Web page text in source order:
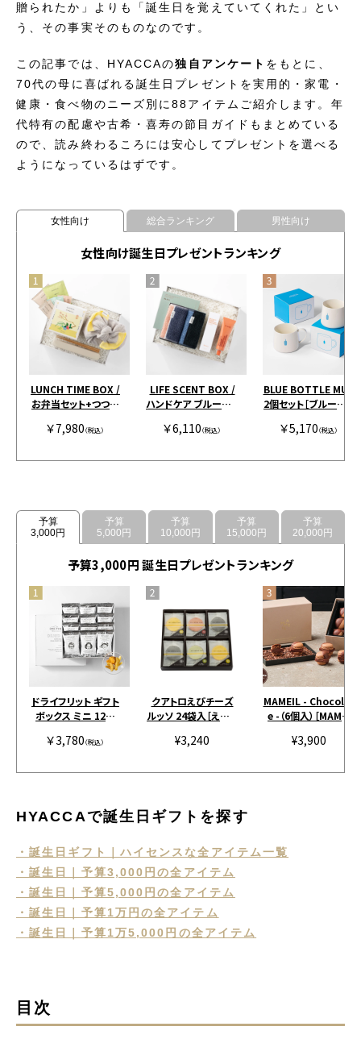
贈られたか」よりも「誕生日を覚えていてくれた」とい
う、その事実そのものなのです。
この記事では、HYACCAの独自アンケート をもとに、
70代の母に喜ばれる誕生日プレゼントを実用的・家電・
健康・食べ物のニーズ別に88アイテムご紹介します。年
代特有の配慮や古希・喜寿の節目ガイドもまとめている
ので、読み終わるころには安心してプレゼントを選べる
ようになっているはずです。
女性向け 総合ランキング 男性向け
女性向け誕生日プレゼントランキング
LUNCH TIME BOX /
お弁当セット+つつみ
ー
￥7,980（税込）
LIFE SCENT BOX /
ハンドケア ブルー＆ピ
￥6,110（税込）
BLUE BOTTLE MUG
2個セット［ブルーボト
￥5,170（税込）
予算
3,000円
予算
5,000円
予算
10,000円
予算
15,000円
予算
20,000円
予算3,000円 誕生日プレゼントランキング
ドライフリット ギフト
ボックス ミニ 12個
￥3,780（税込）
クアトロえびチーズ
ルッソ 24袋入［えびと
AHIDE］
¥3,240
MAMEIL - Chocolat
e -（6個入）［MAMEI
¥3,900
HYACCAで誕生日ギフトを探す
・誕生日ギフト｜ハイセンスな全アイテム一覧
・誕生日｜予算3,000円の全アイテム
・誕生日｜予算5,000円の全アイテム
・誕生日｜予算1万円の全アイテム
・誕生日｜予算1万5,000円の全アイテム
目次